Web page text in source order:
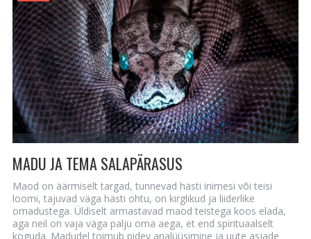
MADU JA TEMA SALAPÄRASUS
Maod on äärmiselt targad, tunnevad hästi inimesi või teisi
loomi, tajuvad väga hästi ohtu, on kirglikud ja liiderlike
omadustega. Üldiselt armastavad maod teistega koos elada,
aga neil on vaja väga palju oma aega, et end spirituaalselt
koguda. Madudel toimub pidev analüüsimine ja uute asjade